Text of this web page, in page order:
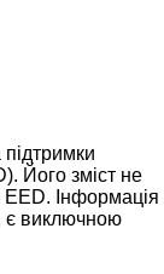
Його зміст не
EED. Інформація
є виключною